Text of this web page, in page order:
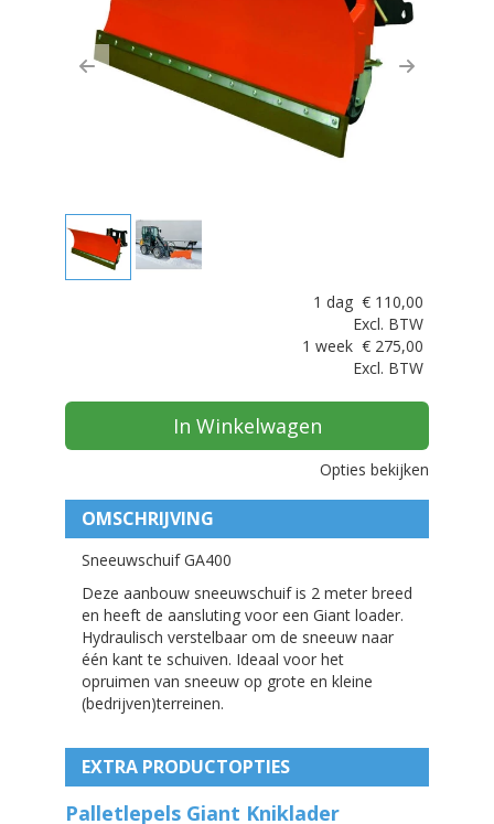
Previous Next
1 dag € 110,00
Excl. BTW
1 week € 275,00
Excl. BTW
In Winkelwagen
Opties bekijken
OMSCHRIJVING
Sneeuwschuif GA400
Deze aanbouw sneeuwschuif is 2 meter breed
en heeft de aansluting voor een Giant loader.
Hydraulisch verstelbaar om de sneeuw naar
één kant te schuiven. Ideaal voor het
opruimen van sneeuw op grote en kleine
(bedrijven)terreinen.
EXTRA PRODUCTOPTIES
Palletlepels Giant Kniklader